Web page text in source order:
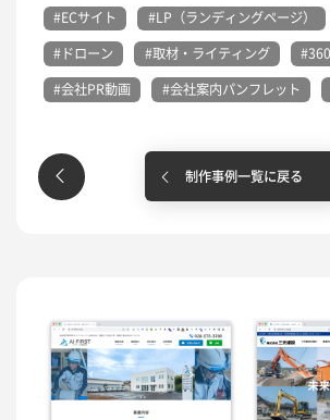
#ECサイト
#LP（ランディングページ）
#ドローン
#取材・ライティング
#会社PR動画
#会社案内パンフレット
制作事例一覧に戻る